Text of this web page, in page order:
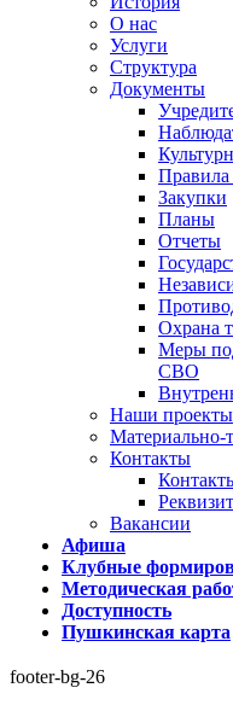
О нас
Услуги
Структура
Документы
Закупки
Планы
Отчеты
Охрана
Меры
СВО
Наши проекты
Материально-
Контакты
Вакансии
Афиша
Клубные
Методическая
Доступность
Пушкинская карта
footer-bg-26